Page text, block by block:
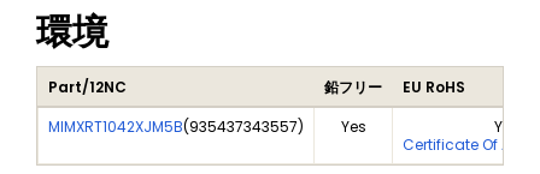
環境
Part/12NC 鉛フリー
EU RoHS
MIMXRT1042XJM5B(935437343557) Yes
Yes
Certificate Of